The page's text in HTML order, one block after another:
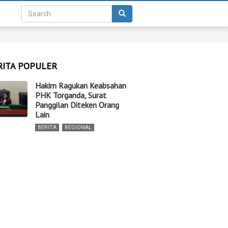
POPULER
Hakim Ragukan Keabsahan
PHK Torganda, Surat
Panggilan Diteken Orang
Lain
BERITA , REGIONAL